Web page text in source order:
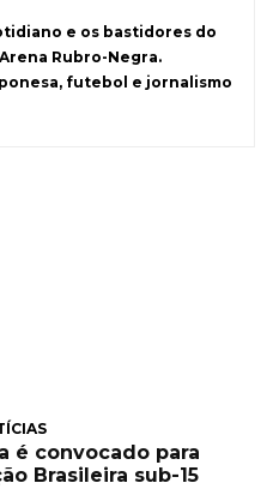
e os bastidores do
Rubro-Negra.
futebol e jornalismo
é convocado para
Brasileira sub-15